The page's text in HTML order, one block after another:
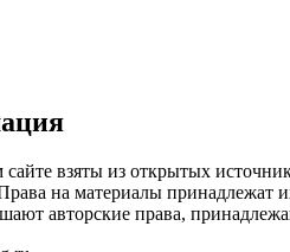
взяты из открытых
на материалы принадлежат
авторские права,